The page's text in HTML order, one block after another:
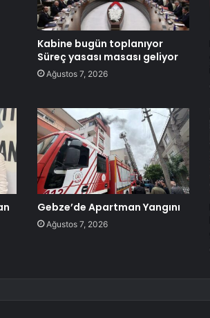
Kabine bugün toplanıyor
Süreç yasası masası geliyor
Ağustos 7, 2026
Gebze’de Apartman Yangını
Ağustos 7, 2026